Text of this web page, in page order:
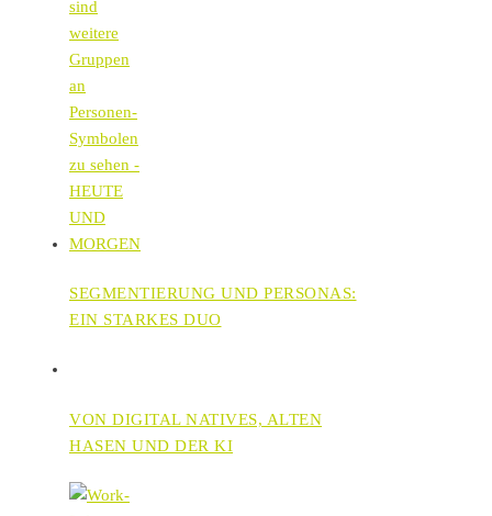
SEGMENTIERUNG UND PERSONAS:
EIN STARKES DUO
VON DIGITAL NATIVES, ALTEN
HASEN UND DER KI